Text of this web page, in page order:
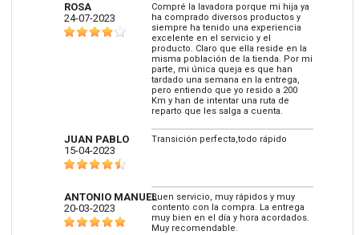
ROSA
24-07-2023
Compré la lavadora porque mi hija ya
ha comprado diversos productos y
siempre ha tenido una experiencia
excelente en el servicio y el
producto. Claro que ella reside en la
misma población de la tienda. Por mi
parte, mi única queja es que han
tardado una semana en la entrega,
pero entiendo que yo resido a 200
Km y han de intentar una ruta de
reparto que les salga a cuenta.
JUAN PABLO
15-04-2023
Transición perfecta,todo rápido
ANTONIO MANUEL
20-03-2023
Buen servicio, muy rápidos y muy
contento con la compra. La entrega
muy bien en el día y hora acordados.
Muy recomendable.